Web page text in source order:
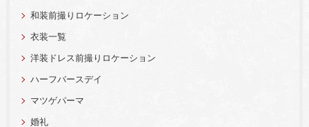
和装前撮りロケーション
衣装一覧
洋装ドレス前撮りロケーション
ハーフバースデイ
マツゲパーマ
婚礼